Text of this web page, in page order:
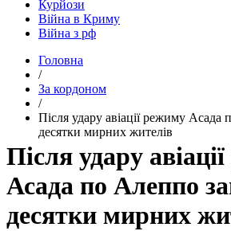
Курйози
Війна в Криму
Війна з рф
Головна
/
За кордоном
/
Після удару авіації режиму Асада
десятки мирних жителів
Після удару
Асада по Алеппо
десятки мирних